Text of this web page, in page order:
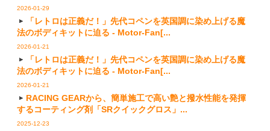
2026-01-29
「レトロは正義だ！」先代コペンを英国調に染め上げる魔
法のボディキットに迫る - Motor-Fan[...
2026-01-21
「レトロは正義だ！」先代コペンを英国調に染め上げる魔
法のボディキットに迫る - Motor-Fan[...
2026-01-21
RACING GEARから、簡単施工で高い艶と撥水性能を発揮
するコーティング剤「SRクイックグロス」...
2025-12-23